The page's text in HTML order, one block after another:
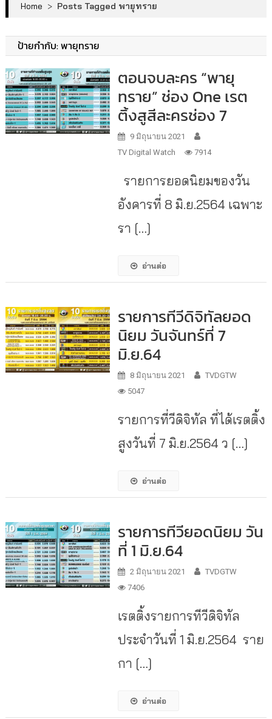
Home > Posts Tagged พายุทราย
ป้ายกำกับ:พายุทราย
ตอนจบละคร “พายุ
ทราย” ช่อง One เรต
ติ้งสูสีละครช่อง 7
9 มิถุนายน 2021
TV Digital Watch
7914
รายการยอดนิยมของวัน
อังคารที่ 8 มิ.ย.2564 เฉพาะ
รา […]
อ่านต่อ
รายการทีวีดิจิทัลยอด
นิยม วันจันทร์ที่ 7
มิ.ย.64
8 มิถุนายน 2021
TVDGTW
5047
รายการที่วีดิจิทัล ที่ได้เรตติ้ง
สูงวันที่ 7 มิ.ย.2564 ว […]
อ่านต่อ
รายการทีวียอดนิยม วัน
ที่ 1 มิ.ย.64
2 มิถุนายน 2021
TVDGTW
7406
เรตติ้งรายการทีวีดิจิทัล
ประจำวันที่ 1 มิ.ย.2564 ราย
กา […]
อ่านต่อ